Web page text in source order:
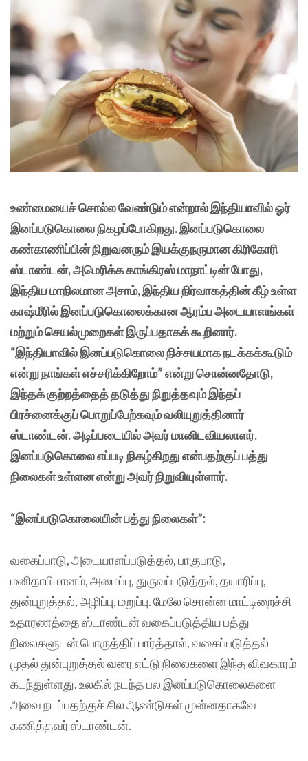
உண்மையைச் சொல்ல வேண்டும் என்றால் இந்தியாவில் ஓர்
இனப்படுகொலை நிகழப்போகிறது. இனப்படுகொலை
கண்காணிப்பின் நிறுவனரும் இயக்குநருமான கிரிகோரி
ஸ்டாண்டன், அமெரிக்க காங்கிரஸ் மாநாட்டின் போது,
இந்திய மாநிலமான அசாம், இந்திய நிர்வாகத்தின் கீழ் உள்ள
காஷ்மீரில் இனப்படுகொலைக்கான ஆரம்ப அடையாளங்கள்
மற்றும் செயல்முறைகள் இருப்பதாகக் கூறினார்.
“இந்தியாவில் இனப்படுகொலை நிச்சயமாக நடக்கக்கூடும்
என்று நாங்கள் எச்சரிக்கிறோம்” என்று சொன்னதோடு,
இந்தக் குற்றத்தைத் தடுத்து நிறுத்தவும் இந்தப்
பிரச்னைக்குப் பொறுப்பேற்கவும் வலியுறுத்தினார்
ஸ்டாண்டன். அடிப்படையில் அவர் மானிடவியலாளர்.
இனப்படுகொலை எப்படி நிகழ்கிறது என்பதற்குப் பத்து
நிலைகள் உள்ளன என்று அவர் நிறுவியுள்ளார்.
“இனப்படுகொலையின் பத்து நிலைகள்”:
வகைப்பாடு, அடையாளப்படுத்தல், பாகுபாடு,
மனிதாபிமானம், அமைப்பு, துருவப்படுத்தல், தயாரிப்பு,
துன்புறுத்தல், அழிப்பு, மறுப்பு. மேலே சொன்ன மாட்டிறைச்சி
உதாரணத்தை ஸ்டாண்டன் வகைப்படுத்திய பத்து
நிலைகளுடன் பொருத்திப் பார்த்தால், வகைப்படுத்தல்
முதல் துன்புறுத்தல் வரை எட்டு நிலைகளை இந்த விவகாரம்
கடந்துள்ளது. உலகில் நடந்த பல இனப்படுகொலைகளை
அவை நடப்பதற்குச் சில ஆண்டுகள் முன்னதாகவே
கணித்தவர் ஸ்டாண்டன்.